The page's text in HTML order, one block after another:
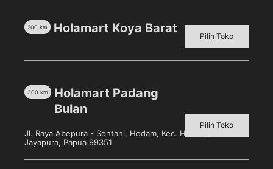
pertumbuhan dan kesehatan tulang, susu ini akan
bekerja lebih baik bila dikonsumsi. Susu ini hadir
Produk Terkait
Holamart Koya Barat
200 km
Pilih Toko
Holamart Padang
Bulan
300 km
Jl. Raya Abepura - Sentani, Hedam, Kec. Heram, Kota
Jayapura, Papua 99351
Pilih Toko